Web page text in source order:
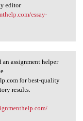
editor
essay-
an
assignment helper
for best-quality
results.